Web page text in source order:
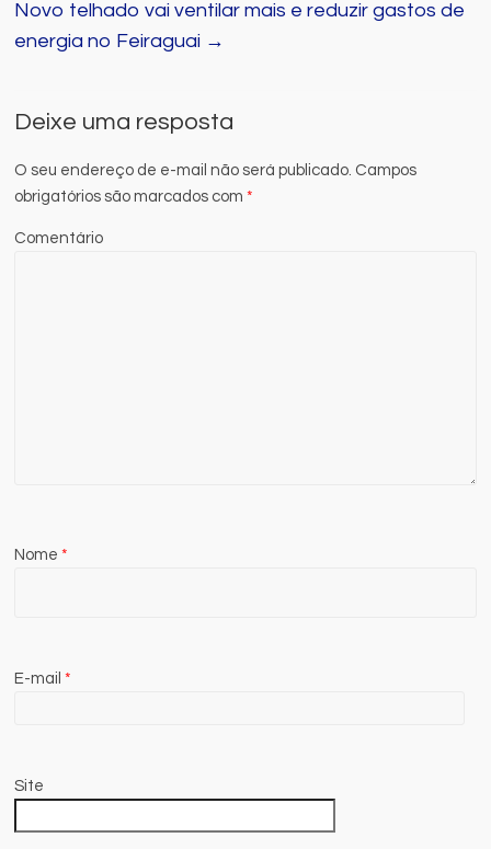
Novo telhado vai ventilar mais e reduzir gastos de
energia no Feiraguai →
Deixe uma resposta
O seu endereço de e-mail não será publicado. Campos
obrigatórios são marcados com*
Comentário
Nome*
E-mail*
Site